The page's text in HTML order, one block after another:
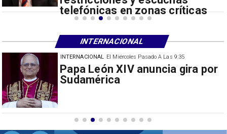
El Miércoles Pasado A Las 9:35
China restringe exportación de
drones a EEUU y sanciona
INTERNACIONAL
telefónicas en zonas críticas
INTERNACIONAL